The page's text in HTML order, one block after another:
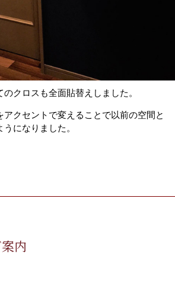
クロスも全面貼替えしました。
アクセントで変えることで以前の空間と
になりました。
内